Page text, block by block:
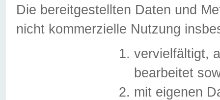
Die bereitgestellten Daten und
nicht kommerzielle Nutzung
vervielfältigt,
bearbeitet
mit eigenen